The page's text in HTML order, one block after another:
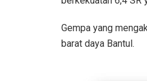
Gempa yang
barat daya Bantul.